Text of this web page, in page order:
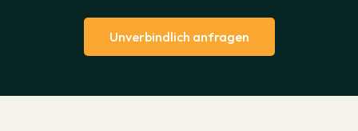
Unverbindlich anfragen